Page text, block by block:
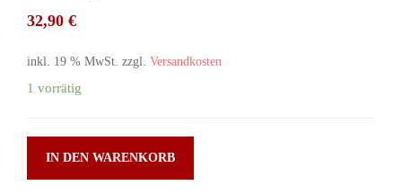
32,90 €
inkl. 19 % MwSt. zzgl. Versandkosten
1 vorrätig
IN DEN WARENKORB